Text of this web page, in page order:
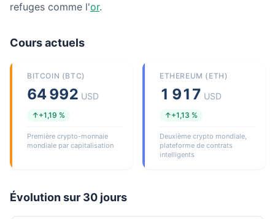
refuges comme l'or.
Cours actuels
BITCOIN (BTC)
64 992 USD
↑+1,19 %
Première crypto-monnaie
mondiale par capitalisation
ETHEREUM (ETH)
1 917 USD
↑+1,13 %
Deuxième crypto mondiale,
plateforme de contrats
intelligents
Évolution sur 30 jours